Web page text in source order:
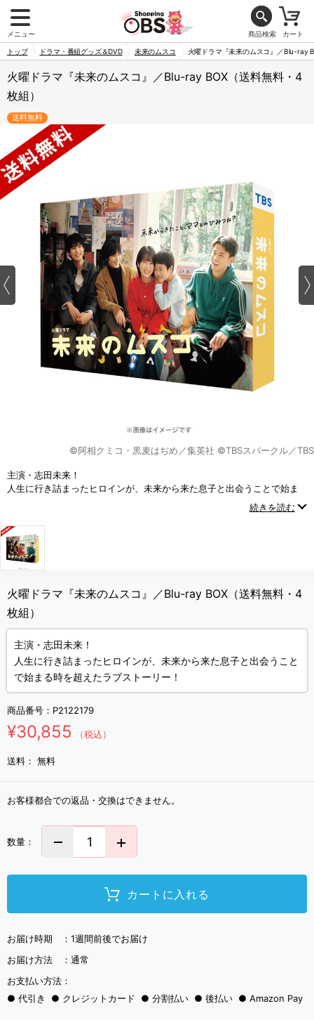
メニュー 商品検索 カート
トップ ドラマ・番組グッズ＆DVD 未来のムスコ 火曜ドラマ『未来のムスコ』／Blu-ray
火曜ドラマ『未来のムスコ』／Blu-ray BOX（送料無料・4
枚組）
送料無料
©阿相クミコ・黒麦はぢめ／集英社 ©TBSスパークル／TBS
主演・志田未来！
人生に行き詰まったヒロインが、未来から来た息子と出会うことで始ま
続きを読む
火曜ドラマ『未来のムスコ』／Blu-ray BOX（送料無料・4
枚組）
主演・志田未来！
人生に行き詰まったヒロインが、未来から来た息子と出会うこと
で始まる時を超えたラブストーリー！
商品番号： P2122179
¥30,855 （税込）
送料： 無料
お客様都合での返品・交換はできません。
数量：
カートに入れる
お届け時期 ： 1週間前後でお届け
お届け方法 ： 通常
お支払い方法：
代引き
クレジットカード 分割払い 後払い Amazon Pay